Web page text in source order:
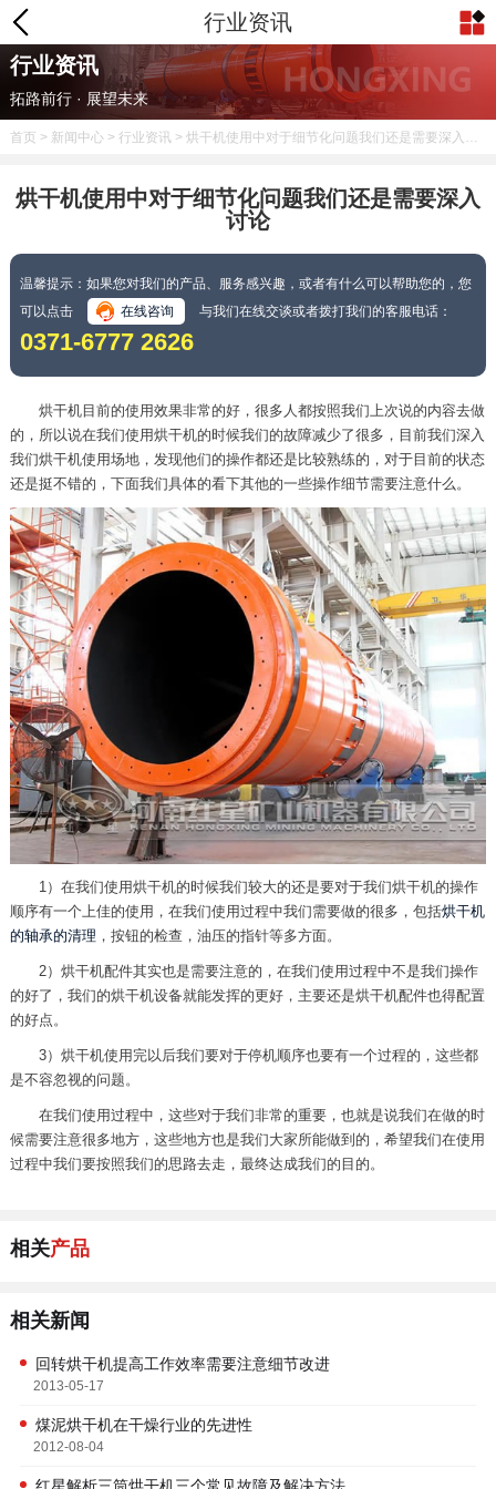
行业资讯
行业资讯
拓路前行 · 展望未来
首页 > 新闻中心> 行业资讯> 烘干机使用中对于细节化问题我们还是需要深入讨论
烘干机使用中对于细节化问题我们还是需要深入
讨论
温馨提示：如果您对我们的产品、服务感兴趣，或者有什么可以帮助您的，您
可以点击
在线咨询 与我们在线交谈或者拨打我们的客服电话：
0371-6777 2626
烘干机目前的使用效果非常的好，很多人都按照我们上次说的内容去做
的，所以说在我们使用烘干机的时候我们的故障减少了很多，目前我们深入
我们烘干机使用场地，发现他们的操作都还是比较熟练的，对于目前的状态
还是挺不错的，下面我们具体的看下其他的一些操作细节需要注意什么。
1）在我们使用烘干机的时候我们较大的还是要对于我们烘干机的操作
顺序有一个上佳的使用，在我们使用过程中我们需要做的很多，包括烘干机
的轴承的清理 ，按钮的检查，油压的指针等多方面。
2）烘干机配件其实也是需要注意的，在我们使用过程中不是我们操作
的好了，我们的烘干机设备就能发挥的更好，主要还是烘干机配件也得配置
的好点。
3）烘干机使用完以后我们要对于停机顺序也要有一个过程的，这些都
是不容忽视的问题。
在我们使用过程中，这些对于我们非常的重要，也就是说我们在做的时
候需要注意很多地方，这些地方也是我们大家所能做到的，希望我们在使用
过程中我们要按照我们的思路去走，最终达成我们的目的。
相关产品
相关新闻
回转烘干机提高工作效率需要注意细节改进
2013-05-17
煤泥烘干机在干燥行业的先进性
2012-08-04